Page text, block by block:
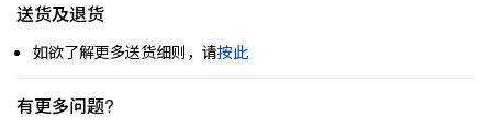
送货及退货
如欲了解更多送货细则，请按此
有更多问题?